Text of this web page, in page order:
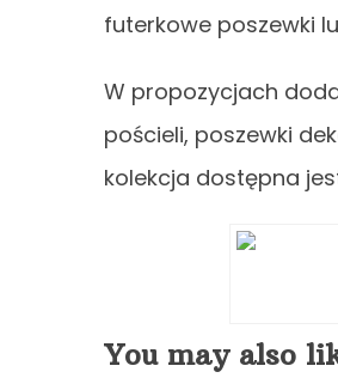
futerkowe poszewki
W propozycjach
pościeli, poszewki
kolekcja dostępna
You may also